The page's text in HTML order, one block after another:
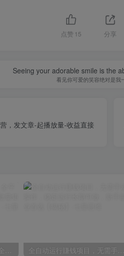
点赞 15 分享
Seeing your adorable smile is the
看见你可爱的笑容绝对是我
，发文章-起播放量-收益直接